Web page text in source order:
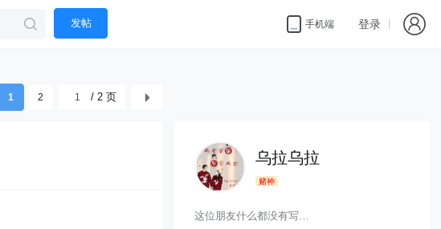
发帖 手机端 登录
1 2 / 2 页
乌拉乌拉
赌神
这位朋友什么都没有写…